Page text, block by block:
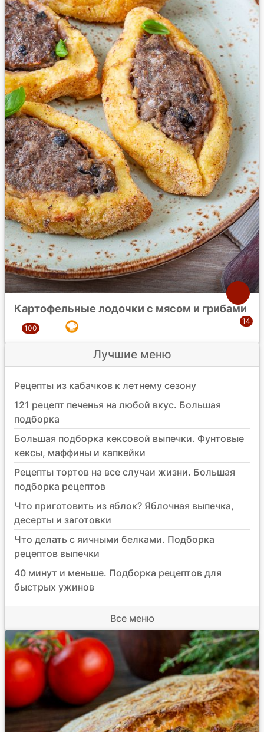
Картофельные лодочки с мясом и грибами
Лучшие меню
Рецепты из кабачков к летнему сезону
121 рецепт печенья на любой вкус. Большая
подборка
Большая подборка кексовой выпечки. Фунтовые
кексы, маффины и капкейки
Рецепты тортов на все случаи жизни. Большая
подборка рецептов
Что приготовить из яблок? Яблочная выпечка,
десерты и заготовки
Что делать с яичными белками. Подборка
рецептов выпечки
40 минут и меньше. Подборка рецептов для
быстрых ужинов
Все меню